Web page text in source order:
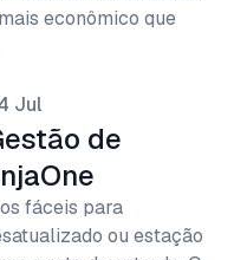
econômico que
Jul
de
fáceis para
ou estação